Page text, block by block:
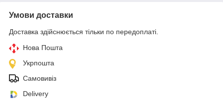
Умови доставки
Доставка здійснюється тільки по передоплаті.
Нова Пошта
Укрпошта
Самовивіз
Delivery